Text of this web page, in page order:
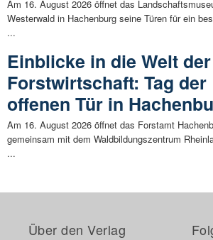
Am 16. August 2026 öffnet das
Westerwald in Hachenburg seine Türen für ein
...
Einblicke in die Welt der
Forstwirtschaft: Tag der
offenen Tür in
Am 16. August 2026 öffnet das Forstamt
gemeinsam mit dem Waldbildungszentrum
...
Über den Verlag